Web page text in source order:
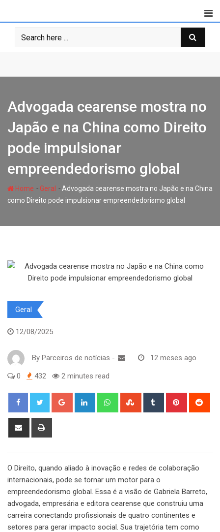
content
Advogada cearense mostra no
Japão e na China como Direito
pode impulsionar
empreendedorismo global
Home - Geral -Advogada cearense mostra no Japão e na China
como Direito pode impulsionar empreendedorismo global
Geral
12/08/2025
By Parceiros de notícias - 12 meses ago
0 432 2 minutes read
Google+ LinkedIn WhatsappStumbleUpon
Tumblr Pinterest
Share
O Direito, quando aliado à inovação e redes de colaboração
internacionais, pode se tornar um motor para o
empreendedorismo global. Essa é a visão de Gabriela Barreto,
advogada, empresária e editora cearense que construiu uma
carreira conectando profissionais de quatro continentes e
setores para gerar impacto social. Sua trajetória tem como